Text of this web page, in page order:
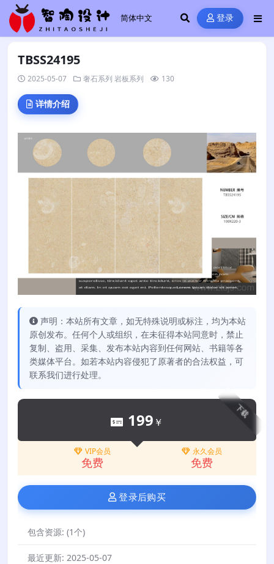
登录
TBSS24195
2025-05-07 奢石系列 岩板系列 130
详情介绍
声明：本站所有文章，如无特殊说明或标注，均为本站
原创发布。任何个人或组织，在未征得本站同意时，禁止
复制、盗用、采集、发布本站内容到任何网站、书籍等各
类媒体平台。如若本站内容侵犯了原著者的合法权益，可
联系我们进行处理。
下载
199 ￥
VIP会员
免费
永久会员
免费
登录后购买
包含资源: (1个)
最近更新: 2025-05-07